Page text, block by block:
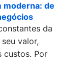
moderna: de
da
valor,
custos. Por